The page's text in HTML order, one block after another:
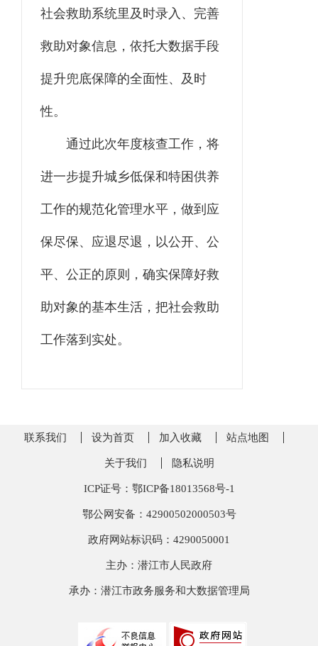
社会救助系统里及时录入、完善
救助对象信息，依托大数据手段
提升兜底保障的全面性、及时
性。
通过此次年度核查工作，将
进一步提升城乡低保和特困供养
工作的规范化管理水平，做到应
保尽保、应退尽退，以公开、公
平、公正的原则，确实保障好救
助对象的基本生活，把社会救助
工作落到实处。
联系我们 设为首页 加入收藏 站点地图
关于我们 隐私说明
ICP证号：鄂ICP备18013568号-1
鄂公网安备：42900502000503号
政府网站标识码：4290050001
主办：潜江市人民政府
承办：潜江市政务服务和大数据管理局